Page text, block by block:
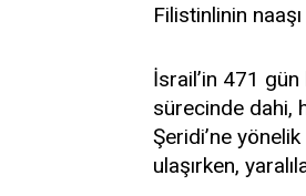
Filistinlinin
İsrail’in 471 gün
sürecinde dahi,
Şeridi’ne
ulaşırken,